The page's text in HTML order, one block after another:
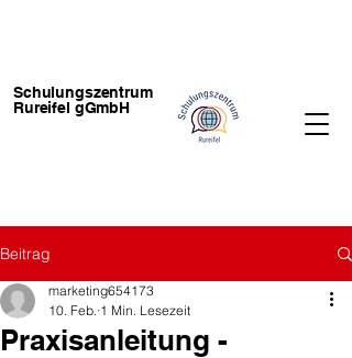
Schulungszentrum
Rureifel gGmbH
Beitrag
Praxisanleitung -
marketing654173
10. Feb. 1 Min. Lesezeit